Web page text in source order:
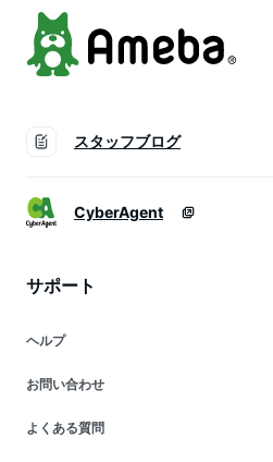
スタッフブログ
CyberAgent
サポート
ヘルプ
お問い合わせ
よくある質問